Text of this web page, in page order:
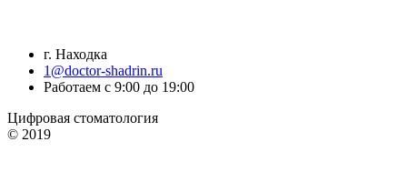
г. Находка
1@doctor-shadrin.ru
Работаем с 9:00 до 19:00
Цифровая стоматология
© 2019